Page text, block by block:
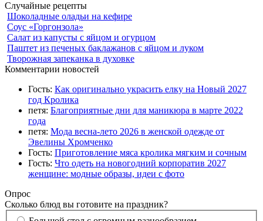
Случайные рецепты
Шоколадные оладьи на кефире
Соус «Горгонзола»
Салат из капусты с яйцом и огурцом
Паштет из печеных баклажанов с яйцом и луком
Творожная запеканка в духовке
Комментарии новостей
Гость: Как оригинально украсить елку на Новый 2027
год Кролика
петя: Благоприятные дни для маникюра в марте 2022
года
петя: Мода весна-лето 2026 в женской одежде от
Эвелины Хромченко
Гость: Приготовление мяса кролика мягким и сочным
Гость: Что одеть на новогодний корпоратив 2027
женщине: модные образы, идеи с фото
Опрос
Сколько блюд вы готовите на праздник?